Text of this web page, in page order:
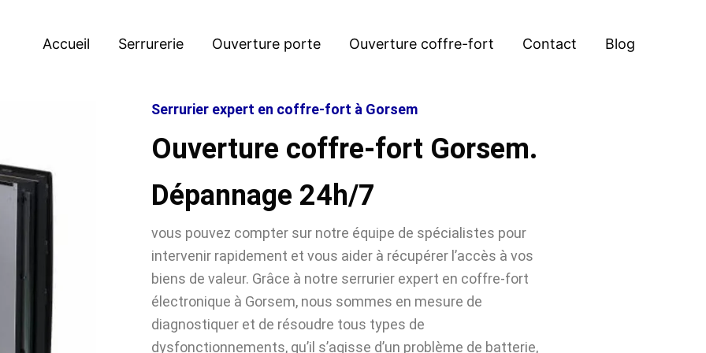
Accueil Serrurerie Ouverture porte Ouverture coffre-fort Contact Blog
Serrurier expert en coffre-fort à Gorsem
Ouverture coffre-fort Gorsem.
Dépannage 24h/7
vous pouvez compter sur notre équipe de spécialistes pour
intervenir rapidement et vous aider à récupérer l’accès à vos
biens de valeur. Grâce à notre serrurier expert en coffre-fort
électronique à Gorsem, nous sommes en mesure de
diagnostiquer et de résoudre tous types de
dysfonctionnements, qu’il s’agisse d’un problème de batterie,